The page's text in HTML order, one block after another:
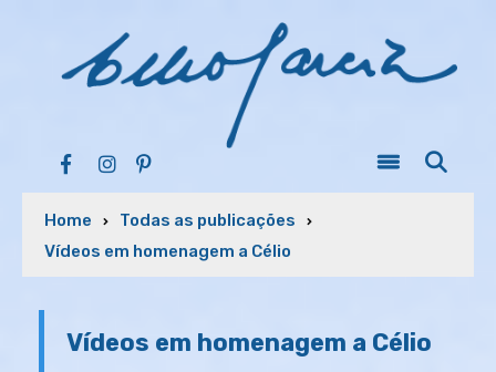
Home
Todas as publicações
Vídeos em homenagem a Célio
Vídeos em homenagem a Célio